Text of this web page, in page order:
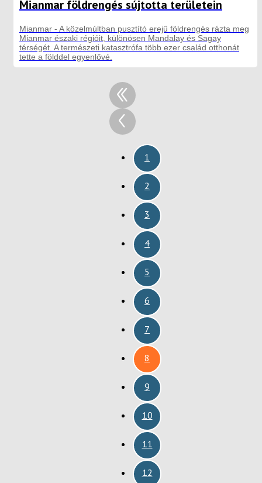
Mianmar földrengés sújtotta területein
Mianmar - A közelmúltban pusztító erejű földrengés rázta meg
Mianmar északi régióit, különösen Mandalay és Sagay
térségét. A természeti katasztrófa több ezer család otthonát
tette a földdel egyenlővé.
1
2
3
4
5
6
7
8
9
10
11
12